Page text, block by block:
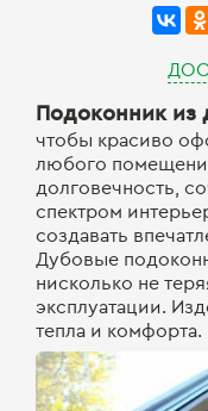
Подоконник из
чтобы красиво
любого
долговечность,
спектром
создавать
Дубовые
нисколько не
эксплуатации.
тепла и комфорта.